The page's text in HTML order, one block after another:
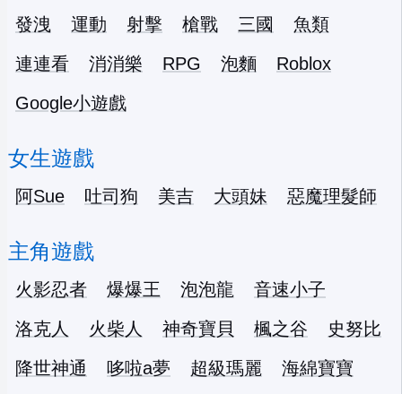
發洩
運動 射擊 槍戰 三國
魚類
連連看
消消樂 RPG 泡麵
Roblox
Google小遊戲
女生遊戲
阿Sue 吐司狗 美吉 大頭妹 惡魔理髮師
主角遊戲
火影忍者 爆爆王 泡泡龍
音速小子
洛克人
火柴人 神奇寶貝 楓之谷
史努比
降世神通
哆啦a夢 超級瑪麗
海綿寶寶